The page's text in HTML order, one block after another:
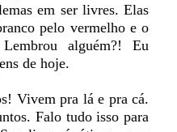
em ser livres. Elas
pelo vermelho e o
alguém?! Eu
de hoje.
Vivem pra lá e pra cá.
Falo tudo isso para